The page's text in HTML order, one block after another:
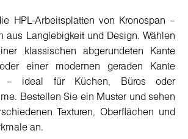
HPL-Arbeitsplatten von Kronospan –
aus Langlebigkeit und Design. Wählen
klassischen abgerundeten Kante
einer modernen geraden Kante
– ideal für Küchen, Büros oder
Bestellen Sie ein Muster und sehen
Texturen, Oberflächen und
an.